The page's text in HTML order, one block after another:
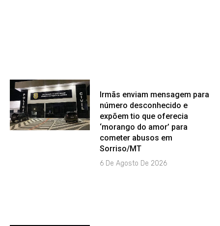
Irmãs enviam mensagem para
número desconhecido e
expõem tio que oferecia
‘morango do amor’ para
cometer abusos em
Sorriso/MT
6 De Agosto De 2026